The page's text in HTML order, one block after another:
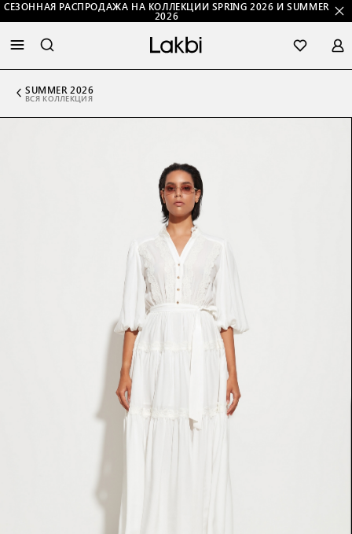
СЕЗОННАЯ РАСПРОДАЖА НА КОЛЛЕКЦИИ SPRING 2026 И SUMMER
2026
SUMMER 2026
ВСЯ КОЛЛЕКЦИЯ